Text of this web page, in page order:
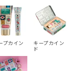
プカイン
キープカイン
ド